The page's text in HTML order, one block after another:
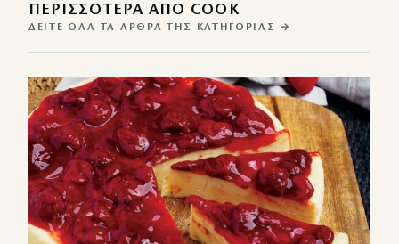
ΠΕΡΙΣΣΌΤΕΡΑ ΑΠΌ COOK
ΔΕΊΤΕ ΌΛΑ ΤΑ ΆΡΘΡΑ ΤΗΣ ΚΑΤΗΓΟΡΊΑΣ →